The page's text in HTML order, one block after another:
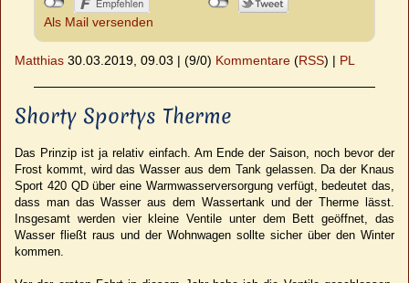
Als Mail versenden
Matthias 30.03.2019, 09.03 | (9/0) Kommentare (RSS) | PL
Shorty Sportys Therme
Das Prinzip ist ja relativ einfach. Am Ende der Saison, noch bevor der
Frost kommt, wird das Wasser aus dem Tank gelassen. Da der Knaus
Sport 420 QD über eine Warmwasserversorgung verfügt, bedeutet das,
dass man das Wasser aus dem Wassertank und der Therme lässt.
Insgesamt werden vier kleine Ventile unter dem Bett geöffnet, das
Wasser fließt raus und der Wohnwagen sollte sicher über den Winter
kommen.